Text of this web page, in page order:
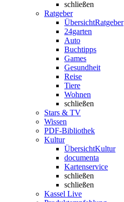
schließen
Ratgeber
ÜbersichtRatgeber
24garten
Auto
Buchtipps
Games
Gesundheit
Reise
Tiere
Wohnen
schließen
Stars & TV
Wissen
PDF-Bibliothek
Kultur
ÜbersichtKultur
documenta
Kartenservice
schließen
schließen
Kassel Live